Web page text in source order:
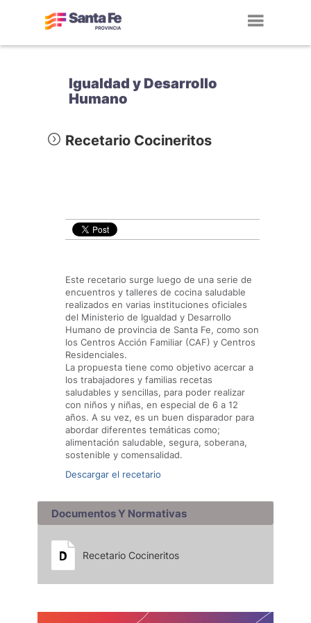
Igualdad y Desarrollo
Humano
Recetario Cocineritos
Este recetario surge luego de una serie de
encuentros y talleres de cocina saludable
realizados en varias instituciones oficiales
del Ministerio de Igualdad y Desarrollo
Humano de provincia de Santa Fe, como son
los Centros Acción Familiar (CAF) y Centros
Residenciales.
La propuesta tiene como objetivo acercar a
los trabajadores y familias recetas
saludables y sencillas, para poder realizar
con niños y niñas, en especial de 6 a 12
años. A su vez, es un buen disparador para
abordar diferentes temáticas como;
alimentación saludable, segura, soberana,
sostenible y comensalidad.
Descargar el recetario
Documentos Y Normativas
Recetario Cocineritos